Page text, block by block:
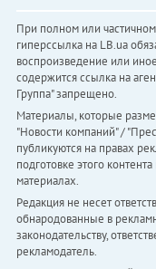
При полном или
гиперссылка на LB.ua
воспроизведение или
содержится ссылка на
Группа" запрещено.
Материалы, которые
"Новости компаний" /
публикуются на правах
подготовке этого
материалах.
Редакция не несет
обнародованные в
законодательству,
рекламодатель.